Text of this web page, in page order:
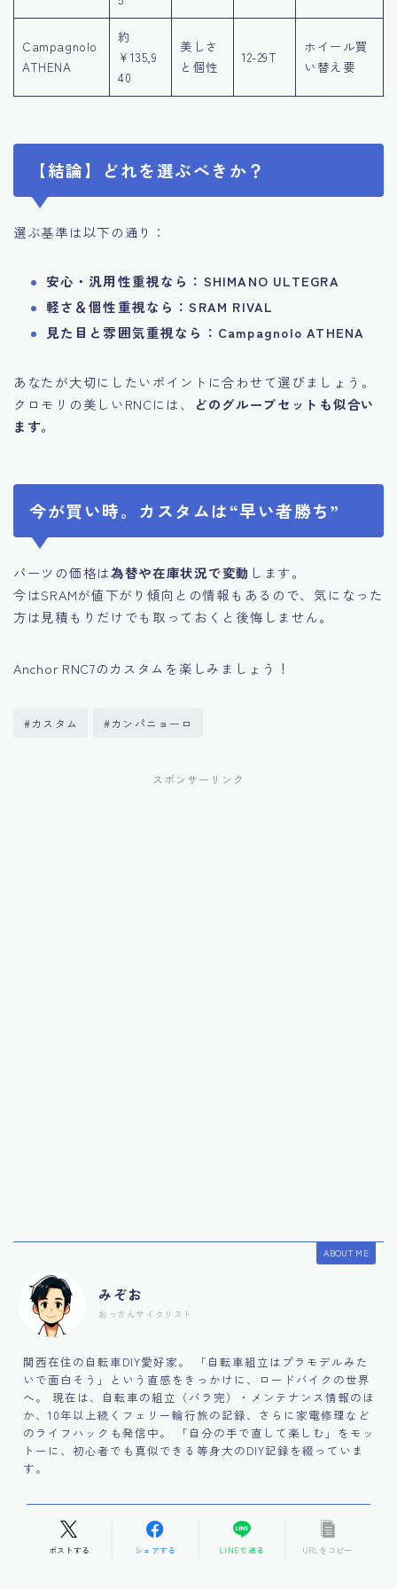
Campagnolo
ATHENA
約
¥135,9
40
美しさ
と個性
12-29T
ホイール買
い替え要
【結論】どれを選ぶべきか？
選ぶ基準は以下の通り：
安心・汎用性重視なら：SHIMANO ULTEGRA
軽さ＆個性重視なら：SRAM RIVAL
見た目と雰囲気重視なら：Campagnolo ATHENA
あなたが大切にしたいポイントに合わせて選びましょう。
クロモリの美しいRNCには、
どのグループセットも似合い
ます。
今が買い時。カスタムは“早い者勝ち”
パーツの価格は為替や在庫状況で変動 します。
今はSRAMが値下がり傾向との情報もあるので、気になった
方は見積もりだけでも取っておくと後悔しません。
Anchor RNC7のカスタムを楽しみましょう！
#カスタム #カンパニョーロ
スポンサーリンク
ABOUT ME
みぞお
おっさんサイクリスト
関西在住の自転車DIY愛好家。 「自転車組立はプラモデルみた
いで面白そう」という直感をきっかけに、ロードバイクの世界
へ。 現在は、自転車の組立（バラ完）・メンテナンス情報のほ
か、10年以上続くフェリー輪行旅の記録、さらに家電修理など
のライフハックも発信中。 「自分の手で直して楽しむ」をモッ
トーに、初心者でも真似できる等身大のDIY記録を綴っていま
す。
ポストする シェアする LINEで送る URLをコピー